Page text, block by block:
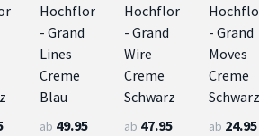
Hochflor
- Grand
Lines
Creme
Blau
ab 49.95
Hochflor
- Grand
Wire
Creme
Schwarz
ab 47.95
- Grand
Moves
Creme
Schwarz
ab 24.95